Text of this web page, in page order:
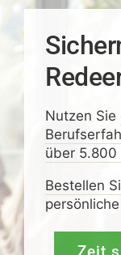
Nutzen Sie
über 5.800
Bestellen